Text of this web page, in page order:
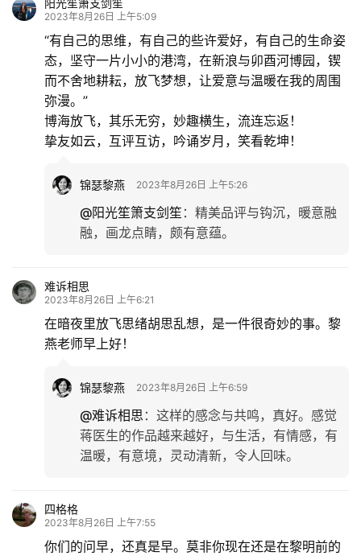
阳光笙箫支剑笙
2023年8月26日 上午5:09
“有自己的思维，有自己的些许爱好，有自己的生命姿
态，坚守一片小小的港湾，在新浪与卯酉河博园，锲
而不舍地耕耘，放飞梦想，让爱意与温暖在我的周围
弥漫。”
博海放飞，其乐无穷，妙趣横生，流连忘返！
挚友如云，互评互访，吟诵岁月，笑看乾坤！
锦瑟黎燕 2023年8月26日 上午5:26
@阳光笙箫支剑笙 ： 精美品评与钩沉，暖意融
融，画龙点睛，颇有意蕴。
难诉相思
2023年8月26日 上午6:21
在暗夜里放飞思绪胡思乱想，是一件很奇妙的事。黎
燕老师早上好！
锦瑟黎燕 2023年8月26日 上午6:59
@难诉相思 ： 这样的感念与共鸣，真好。感觉
蒋医生的作品越来越好，与生活，有情感，有
温暖，有意境，灵动清新，令人回味。
四格格
2023年8月26日 上午7:55
你们的问早，还真是早。莫非你现在还是在黎明前的